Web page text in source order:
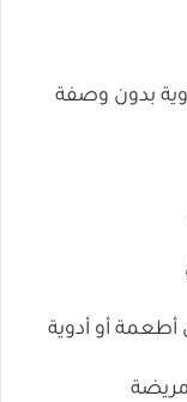
بدون وصفة
أو أدوية
مريضة